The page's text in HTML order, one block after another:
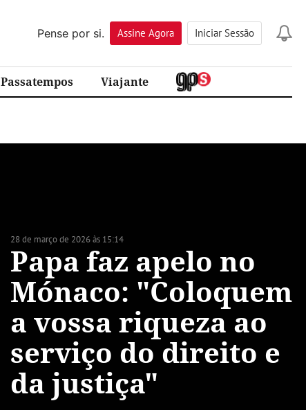
Pense por si.
Assine Agora Iniciar Sessão
Passatempos Viajante
28 de março de 2026 às 15:14
Papa faz apelo no
Mónaco: "Coloquem
a vossa riqueza ao
serviço do direito e
da justiça"